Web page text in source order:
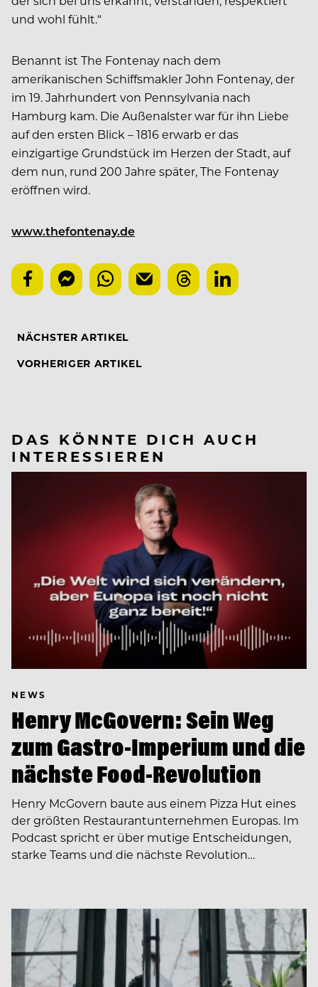
und wohl fühlt.“
Benannt ist The Fontenay nach dem
amerikanischen Schiffsmakler John Fontenay, der
im 19. Jahrhundert von Pennsylvania nach
Hamburg kam. Die Außenalster war für ihn Liebe
auf den ersten Blick – 1816 erwarb er das
einzigartige Grundstück im Herzen der Stadt, auf
dem nun, rund 200 Jahre später, The Fontenay
eröffnen wird.
www.thefontenay.de
NÄCHSTER ARTIKEL
VORHERIGER ARTIKEL
DAS KÖNNTE DICH AUCH
INTERESSIEREN
NEWS
Henry McGovern: Sein Weg
zum Gastro-Imperium und die
nächste Food-Revolution
Henry McGovern baute aus einem Pizza Hut eines
der größten Restaurantunternehmen Europas. Im
Podcast spricht er über mutige Entscheidungen,
starke Teams und die nächste Revolution…